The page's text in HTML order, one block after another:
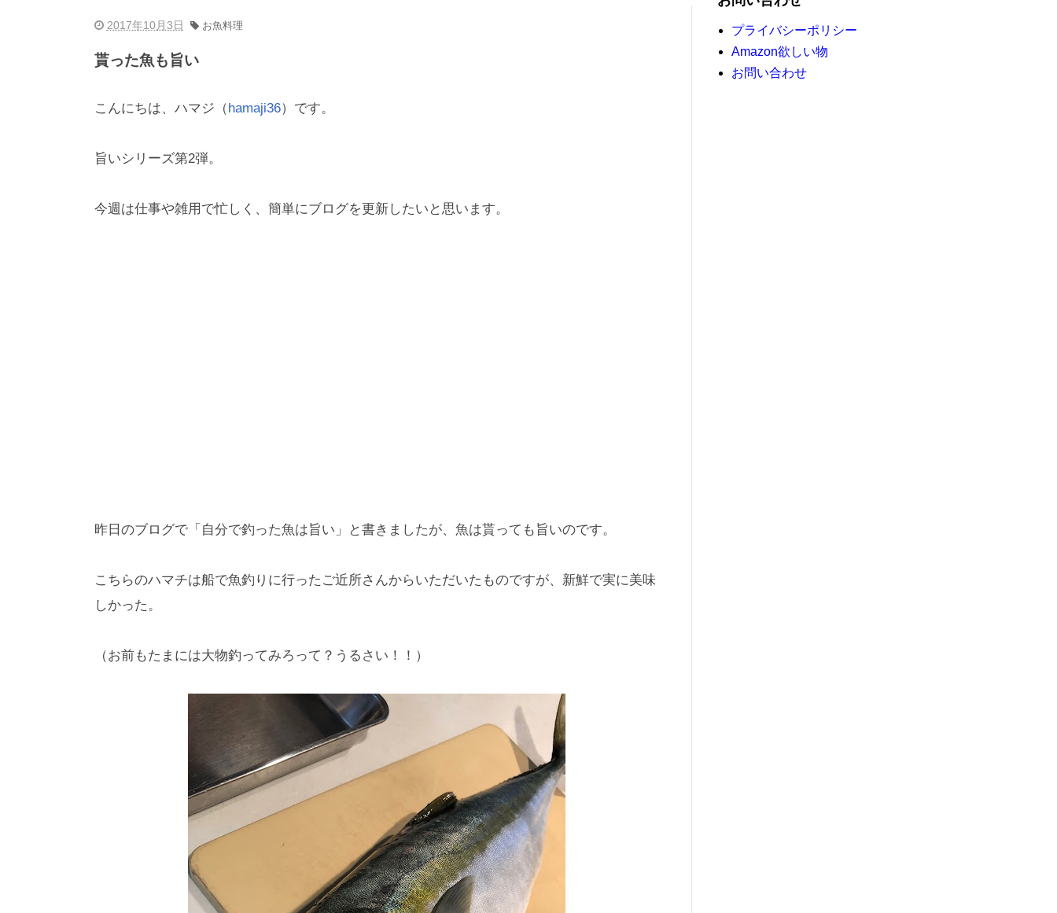
2017年10月3日 お魚料理
貰った魚も旨い
こんにちは、ハマジ（hamaji36）です。
旨いシリーズ第2弾。
今週は仕事や雑用で忙しく、簡単にブログを更新したいと思います。
昨日のブログで「自分で釣った魚は旨い」と書きましたが、魚は貰っても旨いのです。
こちらのハマチは船で魚釣りに行ったご近所さんからいただいたものですが、新鮮で実に美味
しかった。
（お前もたまには大物釣ってみろって？うるさい！！）
プライバシーポリシー
Amazon欲しい物
お問い合わせ